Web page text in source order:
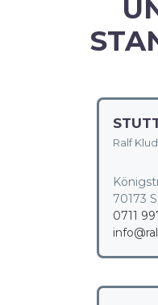
Ralf
70173
0711